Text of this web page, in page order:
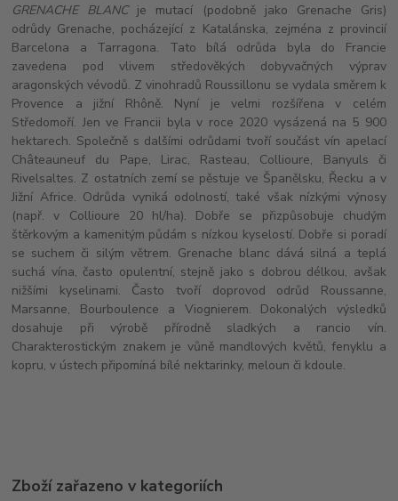
GRENACHE BLANCje mutací (podobně jako Grenache Gris)
odrůdy Grenache, pocházející z Katalánska, zejména z provincií
Barcelona a Tarragona. Tato bílá odrůda byla do Francie
zavedena pod vlivem středověkých dobyvačných výprav
aragonských vévodů. Z vinohradů Roussillonu se vydala směrem k
Provence a jižní Rhôně. Nyní je velmi rozšířena v celém
Středomoří. Jen ve Francii byla v roce 2020 vysázená na 5 900
hektarech. Společně s dalšími odrůdami tvoří součást vín apelací
Châteauneuf du Pape, Lirac, Rasteau, Collioure, Banyuls či
Rivelsaltes. Z ostatních zemí se pěstuje ve Španělsku, Řecku a v
Jižní Africe. Odrůda vyniká odolností, také však nízkými výnosy
(např. v Collioure 20 hl/ha). Dobře se přizpůsobuje chudým
štěrkovým a kamenitým půdám s nízkou kyselostí. Dobře si poradí
se suchem či silým větrem. Grenache blanc dává silná a teplá
suchá vína, často opulentní, stejně jako s dobrou délkou, avšak
nižšími kyselinami. Často tvoří doprovod odrůd Roussanne,
Marsanne, Bourboulence a Viognierem. Dokonalých výsledků
dosahuje při výrobě přírodně sladkých a rancio vín.
Charakterostickým znakem je vůně mandlových květů, fenyklu a
kopru, v ústech připomíná bílé nektarinky, meloun či kdoule.
Zboží zařazeno v kategoriích